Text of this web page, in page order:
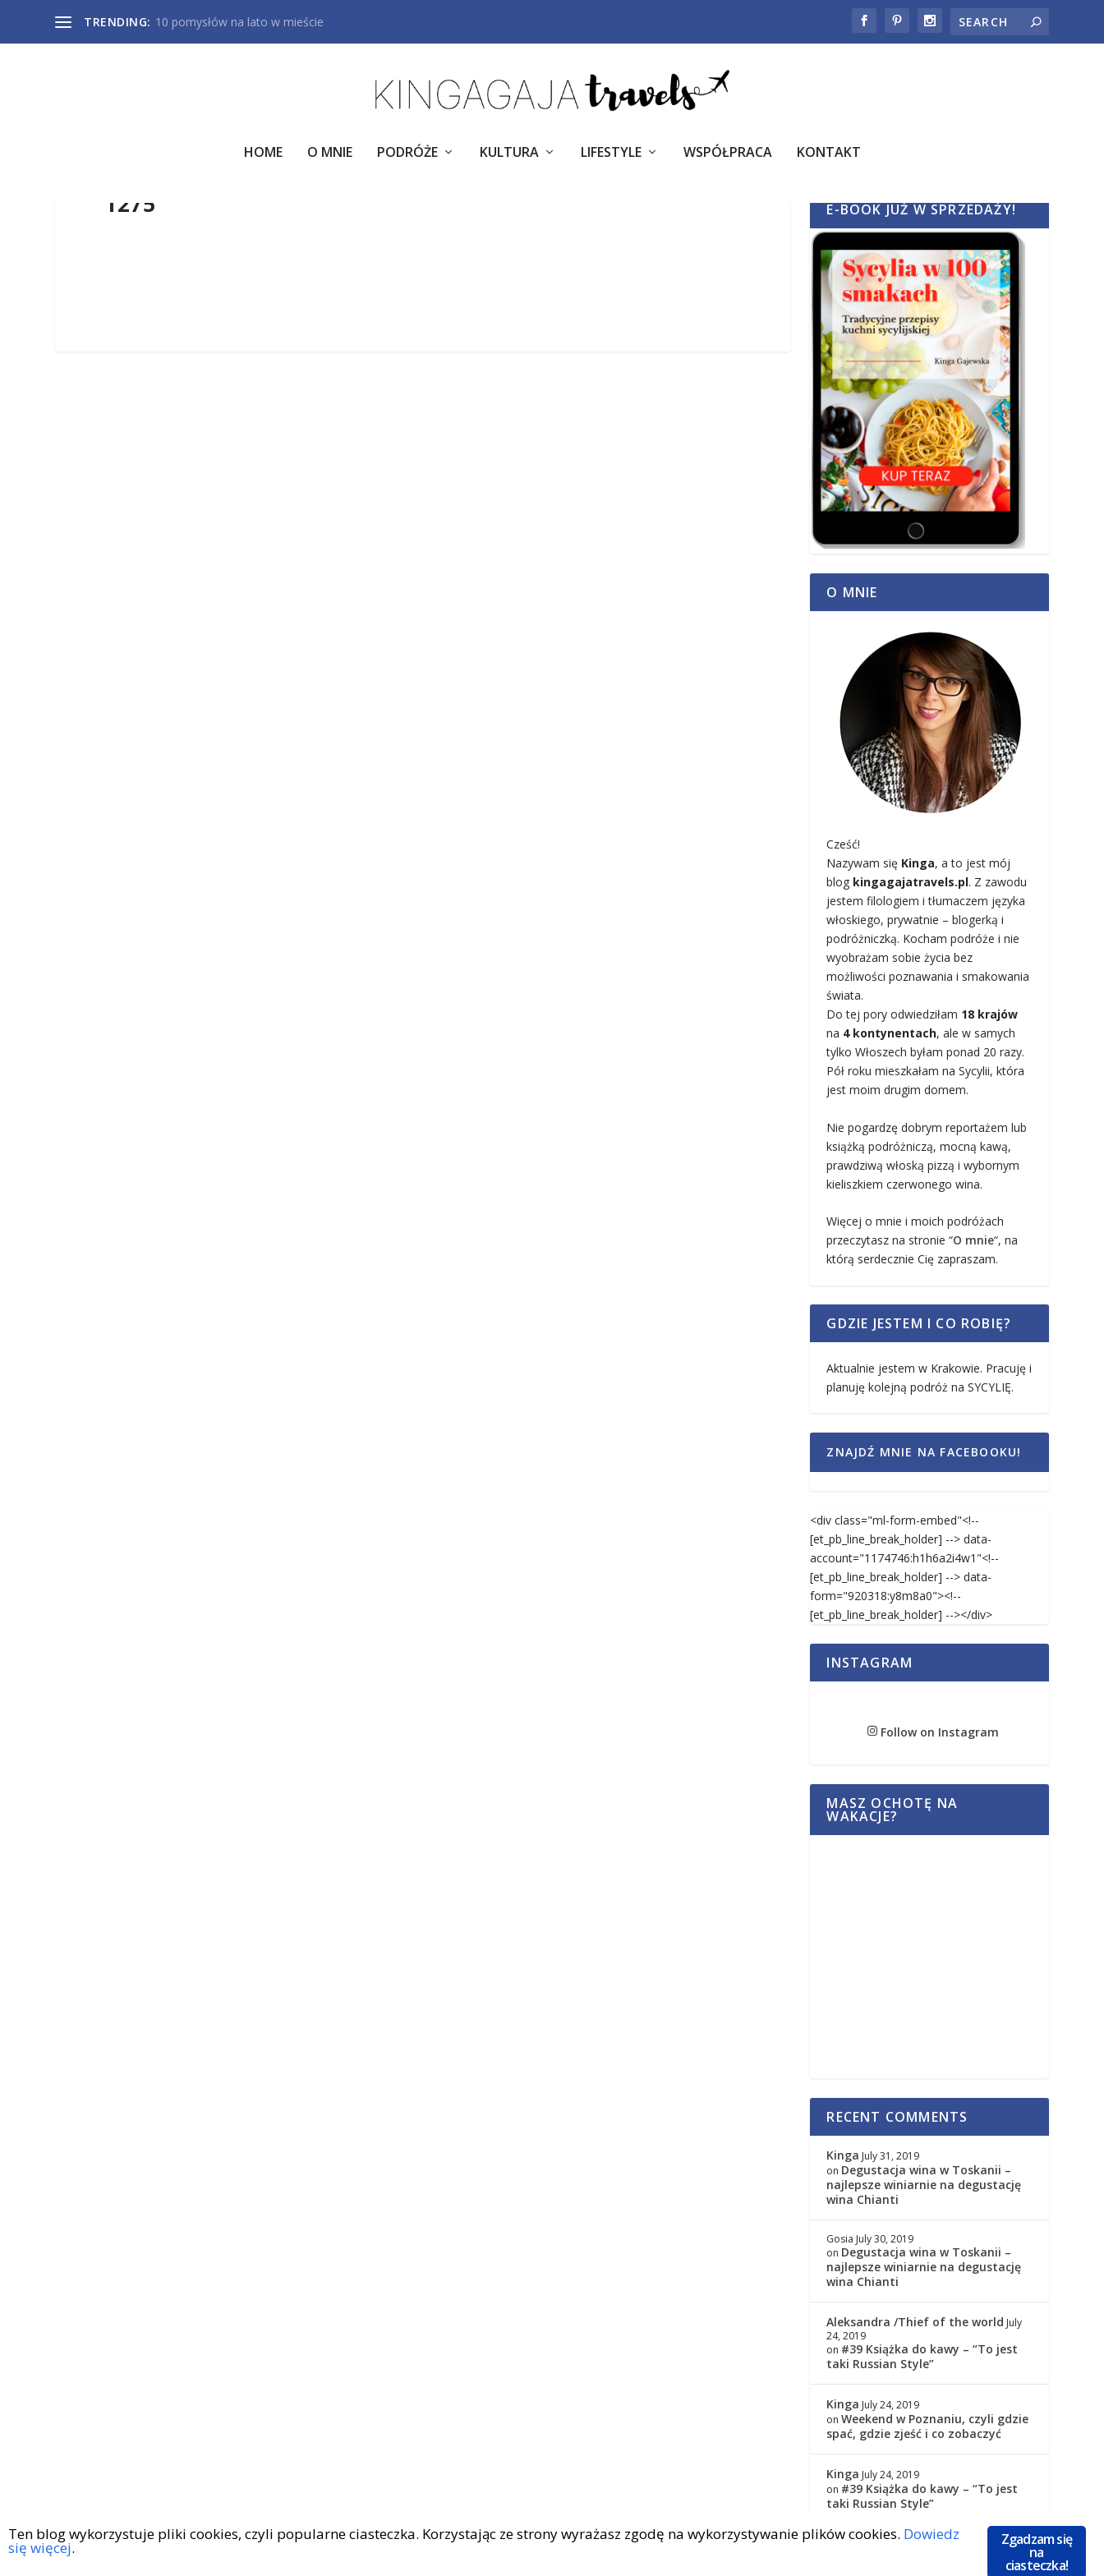
TRENDING: 10 pomysłów na lato w mieście
HOME O MNIE PODRÓŻE KULTURA LIFESTYLE WSPÓŁPRACA KONTAKT
1275 E-BOOK JUŻ W SPRZEDAŻY!
O MNIE
Cześć!
Nazywam się Kinga, a to jest mój
blog kingagajatravels.pl. Z zawodu
jestem filologiem i tłumaczem języka
włoskiego, prywatnie – blogerką i
podróżniczką. Kocham podróże i nie
wyobrażam sobie życia bez
możliwości poznawania i smakowania
świata.
Do tej pory odwiedziłam 18 krajów
na 4 kontynentach, ale w samych
tylko Włoszech byłam ponad 20 razy.
Pół roku mieszkałam na Sycylii, która
jest moim drugim domem.
Nie pogardzę dobrym reportażem lub
książką podróżniczą, mocną kawą,
prawdziwą włoską pizzą i wybornym
kieliszkiem czerwonego wina.
Więcej o mnie i moich podróżach
przeczytasz na stronie “O mnie“, na
którą serdecznie Cię zapraszam.
GDZIE JESTEM I CO ROBIĘ?
Aktualnie jestem w Krakowie. Pracuję i
planuję kolejną podróż na SYCYLIĘ.
ZNAJDŹ MNIE NA FACEBOOKU!
<div class="ml-form-embed"<!--
[et_pb_line_break_holder] --> data-
account="1174746:h1h6a2i4w1"<!--
[et_pb_line_break_holder] --> data-
form="920318:y8m8a0"><!--
[et_pb_line_break_holder] --></div>
INSTAGRAM
Follow on Instagram
MASZ OCHOTĘ NA
WAKACJE?
RECENT COMMENTS
Kinga July 31, 2019
on Degustacja wina w Toskanii –
najlepsze winiarnie na degustację
wina Chianti
Gosia July 30, 2019
on Degustacja wina w Toskanii –
najlepsze winiarnie na degustację
wina Chianti
Aleksandra /Thief of the world July
24, 2019
on #39 Książka do kawy – “To jest
taki Russian Style”
Kinga July 24, 2019
onWeekend w Poznaniu, czyli gdzie
spać, gdzie zjeść i co zobaczyć
Kinga July 24, 2019
on #39 Książka do kawy – “To jest
taki Russian Style”
Zgadzam się
na
ciasteczka!
Ten blog wykorzystuje pliki cookies, czyli popularne ciasteczka. Korzystając ze strony wyrażasz zgodę na wykorzystywanie plików cookies. Dowiedz
się więcej.